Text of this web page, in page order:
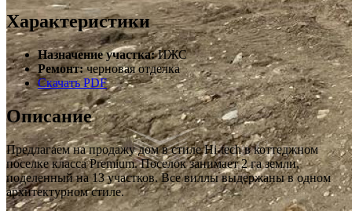
Характеристики
Назначение участка: ИЖС
Ремонт: черновая отделка
Скачать PDF
Описание
Предлагаем на продажу дом в стиле Hi-tech в коттеджном
поселке класса Premium. Поселок занимает 2 га земли,
поделенный на 13 участков. Все виллы выдержаны в одном
архитектурном стиле.